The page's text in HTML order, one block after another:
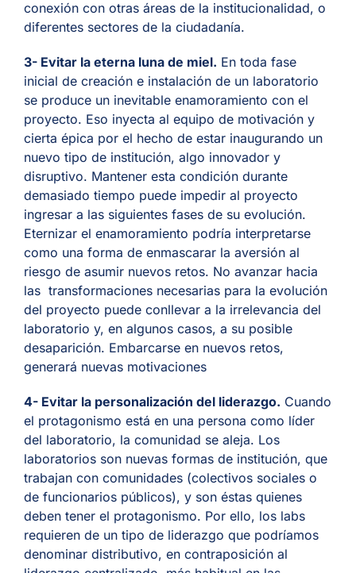
conexión con otras áreas de la institucionalidad, o
diferentes sectores de la ciudadanía.
3- Evitar la eterna luna de miel. En toda fase
inicial de creación e instalación de un laboratorio
se produce un inevitable enamoramiento con el
proyecto. Eso inyecta al equipo de motivación y
cierta épica por el hecho de estar inaugurando un
nuevo tipo de institución, algo innovador y
disruptivo. Mantener esta condición durante
demasiado tiempo puede impedir al proyecto
ingresar a las siguientes fases de su evolución.
Eternizar el enamoramiento podría interpretarse
como una forma de enmascarar la aversión al
riesgo de asumir nuevos retos. No avanzar hacia
las transformaciones necesarias para la evolución
del proyecto puede conllevar a la irrelevancia del
laboratorio y, en algunos casos, a su posible
desaparición. Embarcarse en nuevos retos,
generará nuevas motivaciones
4- Evitar la personalización del liderazgo. Cuando
el protagonismo está en una persona como líder
del laboratorio, la comunidad se aleja. Los
laboratorios son nuevas formas de institución, que
trabajan con comunidades (colectivos sociales o
de funcionarios públicos), y son éstas quienes
deben tener el protagonismo. Por ello, los labs
requieren de un tipo de liderazgo que podríamos
denominar distributivo, en contraposición al